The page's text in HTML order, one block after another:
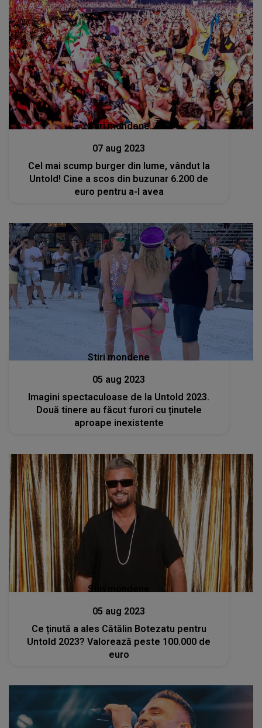
Stiri mondene
07 aug 2023
Cel mai scump burger din lume, vândut la
Untold! Cine a scos din buzunar 6.200 de
euro pentru a-l avea
Stiri mondene
05 aug 2023
Imagini spectaculoase de la Untold 2023.
Două tinere au făcut furori cu ținutele
aproape inexistente
Stiri mondene
05 aug 2023
Ce ținută a ales Cătălin Botezatu pentru
Untold 2023? Valorează peste 100.000 de
euro